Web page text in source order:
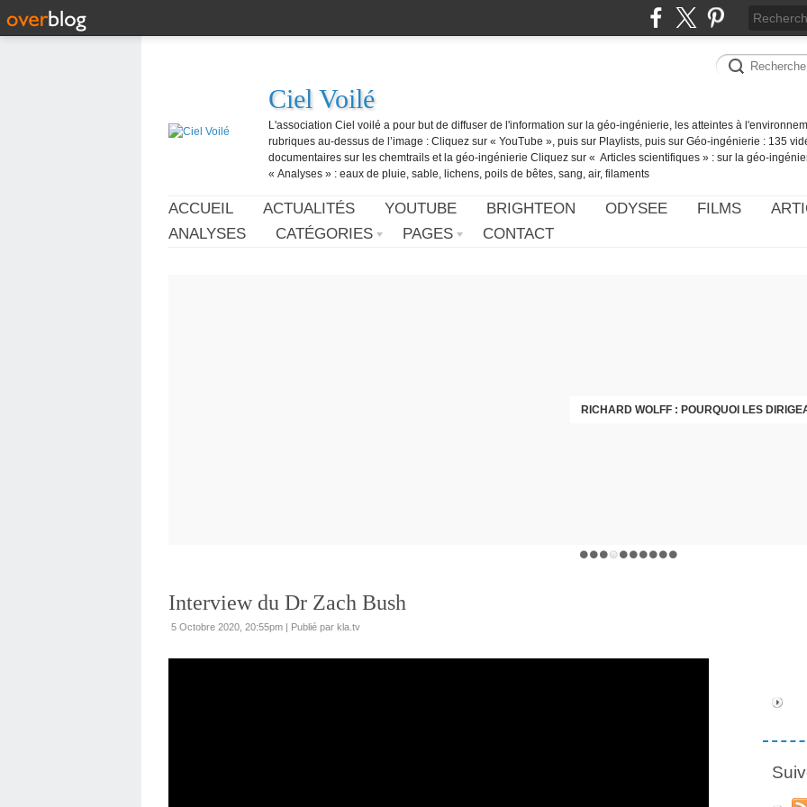
Ciel Voilé
L'association Ciel voilé a pour but de diffuser de l'information sur la géo-ingénierie, les atteintes à
rubriques au-dessus de l’image : Cliquez sur « YouTube », puis sur Playlists, puis sur Géo-ingénierie : 135
documentaires sur les chemtrails et la géo-ingénierie Cliquez sur « Articles scientifiques » : sur la géo-
« Analyses » : eaux de pluie, sable, lichens, poils de bêtes, sang, air, filaments
ACCUEIL ACTUALITÉS YOUTUBE BRIGHTEON ODYSEE FILMS
ANALYSES
CATÉGORIES PAGES CONTACT
Interview du Dr Zach Bush
5 Octobre 2020, 20:55pm | Publié par kla.tv